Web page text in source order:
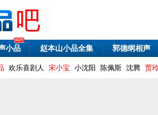
小品 赵本山小品全集 郭德纲相声
欢乐喜剧人 宋小宝 小沈阳 陈佩斯 沈腾 贾